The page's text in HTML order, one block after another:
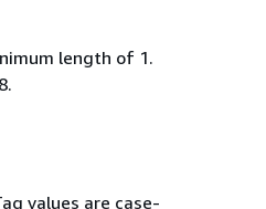
length of 1.
values are case-